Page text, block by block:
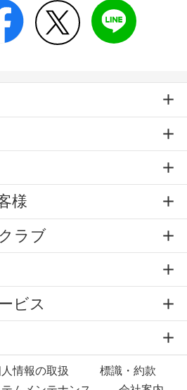
様
ラブ
ビス
情報の取扱
標識・約款